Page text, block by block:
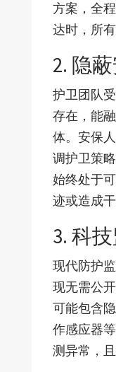
方案，全
达时，所
2. 隐
护卫团队
存在，能
体。安保
调护卫策
始终处于
迹或造成干
3. 科
现代防护
现无需公
可能包含
作感应器
测异常，